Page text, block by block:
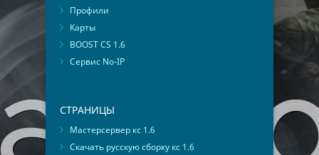
Профили
Карты
BOOST CS 1.6
Сервис No-IP
СТРАНИЦЫ
Мастерсервер кс 1.6
Скачать русскую сборку кс 1.6